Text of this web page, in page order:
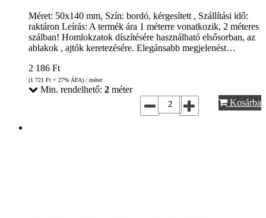
Méret: 50x140 mm, Szín: bordó, kérgesített , Szállítási idő:
raktáron Leírás: A termék ára 1 méterre vonatkozik, 2 méteres
szálban! Homlokzatok díszítésére használható elsősorban, az
ablakok , ajtók keretezésére. Elegánsabb megjelenést…
2 186 Ft
(1 721 Ft + 27% ÁFA) / méter
Min. rendelhető: 2 méter
Kosárba